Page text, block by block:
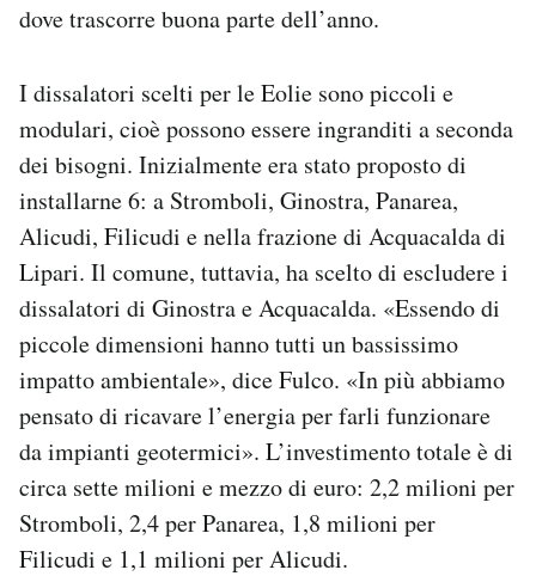
dove trascorre buona parte dell’anno.
I dissalatori scelti per le Eolie sono piccoli e
modulari, cioè possono essere ingranditi a seconda
dei bisogni. Inizialmente era stato proposto di
installarne 6: a Stromboli, Ginostra, Panarea,
Alicudi, Filicudi e nella frazione di Acquacalda di
Lipari. Il comune, tuttavia, ha scelto di escludere i
dissalatori di Ginostra e Acquacalda. «Essendo di
piccole dimensioni hanno tutti un bassissimo
impatto ambientale», dice Fulco. «In più abbiamo
pensato di ricavare l’energia per farli funzionare
da impianti geotermici». L’investimento totale è di
circa sette milioni e mezzo di euro: 2,2 milioni per
Stromboli, 2,4 per Panarea, 1,8 milioni per
Filicudi e 1,1 milioni per Alicudi.